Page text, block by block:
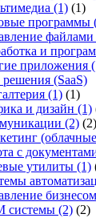
(1) (1)
программы
файлами
и
приложения
(SaaS)
(1) (1)
и дизайн (1)
(2) (2)
с
утилиты (1)
бизнесом
системы (2) (2)